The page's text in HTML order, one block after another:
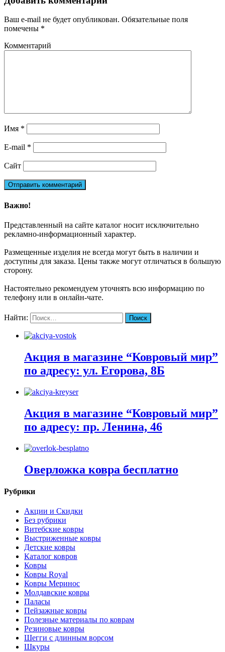
Ваш e-mail не будет опубликован. Обязательные поля
помечены *
Комментарий
Имя *
E-mail *
Сайт
Важно!
Представленный на сайте каталог носит исключительно
рекламно-информационный характер.
Размещенные изделия не всегда могут быть в наличии и
доступны для заказа. Цены также могут отличаться в большую
сторону.
Настоятельно рекомендуем уточнять всю информацию по
телефону или в онлайн-чате.
Найти:
Акция в магазине “Ковровый мир”
по адресу: ул. Егорова, 8Б
Акция в магазине “Ковровый мир”
по адресу: пр. Ленина, 46
Оверложка ковра бесплатно
Рубрики
Акции и Скидки
Без рубрики
Витебские ковры
Выстриженные ковры
Детские ковры
Каталог ковров
Ковры
Ковры Royal
Ковры Меринос
Молдавские ковры
Паласы
Пейзажные ковры
Полезные материалы по коврам
Резиновые ковры
Шегги с длинным ворсом
Шкуры